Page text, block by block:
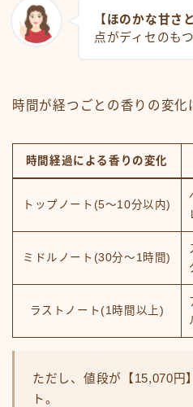
【ほのかな甘さ
点がディセのも
時間が経つごとの香りの変化
時間経過による香りの変化
トップノート(5～10分以内)
ミドルノート(30分～1時間)
ラストノート(1時間以上)
ただし、値段が【15,070円
ト。